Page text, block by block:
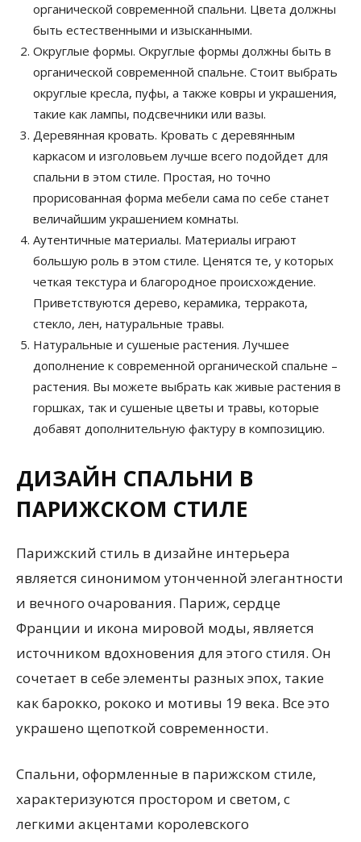
органической современной спальни. Цвета должны
быть естественными и изысканными.
Округлые формы. Округлые формы должны быть в
органической современной спальне. Стоит выбрать
округлые кресла, пуфы, а также ковры и украшения,
такие как лампы, подсвечники или вазы.
Деревянная кровать. Кровать с деревянным
каркасом и изголовьем лучше всего подойдет для
спальни в этом стиле. Простая, но точно
прорисованная форма мебели сама по себе станет
величайшим украшением комнаты.
Аутентичные материалы. Материалы играют
большую роль в этом стиле. Ценятся те, у которых
четкая текстура и благородное происхождение.
Приветствуются дерево, керамика, терракота,
стекло, лен, натуральные травы.
Натуральные и сушеные растения. Лучшее
дополнение к современной органической спальне –
растения. Вы можете выбрать как живые растения в
горшках, так и сушеные цветы и травы, которые
добавят дополнительную фактуру в композицию.
ДИЗАЙН СПАЛЬНИ В
ПАРИЖСКОМ СТИЛЕ
Парижский стиль в дизайне интерьера
является синонимом утонченной элегантности
и вечного очарования. Париж, сердце
Франции и икона мировой моды, является
источником вдохновения для этого стиля. Он
сочетает в себе элементы разных эпох, такие
как барокко, рококо и мотивы 19 века. Все это
украшено щепоткой современности.
Спальни, оформленные в парижском стиле,
характеризуются простором и светом, с
легкими акцентами королевского